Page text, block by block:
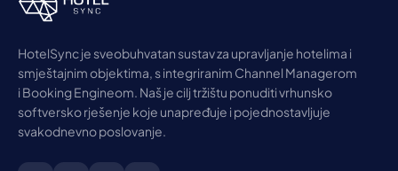
HotelSync je sveobuhvatan sustav za upravljanje hotelima i
smještajnim objektima, s integriranim Channel Managerom
i Booking Engineom. Naš je cilj tržištu ponuditi vrhunsko
softversko rješenje koje unapređuje i pojednostavljuje
svakodnevno poslovanje.